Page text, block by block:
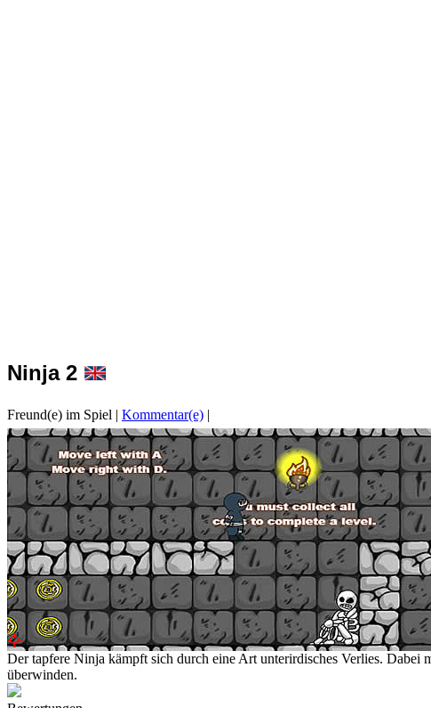
Ninja 2
Freund(e) im Spiel | Kommentar(e) |
Der tapfere Ninja kämpft sich durch eine Art unterirdisches Verlies. Dabei
überwinden.